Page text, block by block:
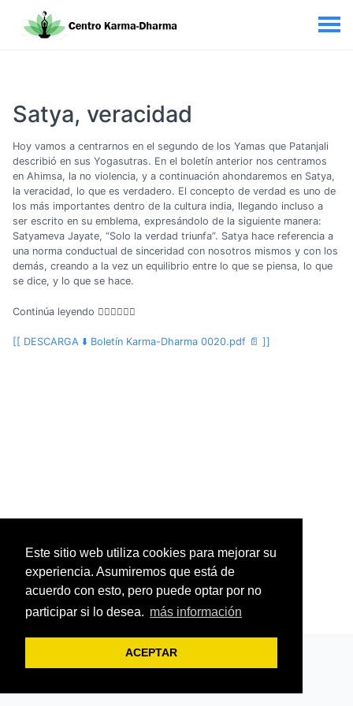
Este sitio web utiliza cookies para mejorar su
experiencia. Asumiremos que está de
acuerdo con esto, pero puede optar por no
participar si lo desea. más información
ACEPTAR
Satya, veracidad
Hoy vamos a centrarnos en el segundo de los Yamas que Patanjali
describió en sus Yogasutras. En el boletín anterior nos centramos
en Ahimsa, la no violencia, y a continuación ahondaremos en Satya,
la veracidad, lo que es verdadero. El concepto de verdad es uno de
los más importantes dentro de la cultura india, llegando incluso a
ser escrito en su emblema, expresándolo de la siguiente manera:
Satyameva Jayate, “Solo la verdad triunfa”. Satya hace referencia a
una norma conductual de sinceridad con nosotros mismos y con los
demás, creando a la vez un equilibrio entre lo que se piensa, lo que
se dice, y lo que se hace.
Continúa leyendo 👇🏼👇🏼👇🏼
[[ DESCARGA ⬇️ Boletín Karma-Dharma 0020.pdf 📄 ]]
Centro Online Karma-Dharma
Facebook-Blog-Youtube-Instagram-Twitter